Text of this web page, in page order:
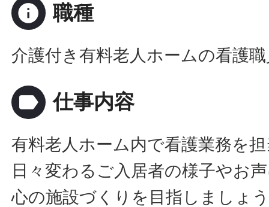
info 職種
介護付き有料老人ホームの看護
label 仕事内容
有料老人ホーム内で看護業務を
日々変わるご入居者の様子やお
心の施設づくりを目指しましょ